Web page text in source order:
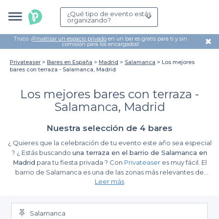
¿Qué tipo de evento estás
organizando?
Truco: ¡Privatizar un espacio privado en un bar es gratis para ti y sin
comisión para los encargados! ✖
Privateaser Bares en España Madrid Salamanca
Los mejores
bares con terraza - Salamanca, Madrid
Los mejores bares con terraza -
Salamanca, Madrid
Nuestra selección de 4 bares
¿ Quieres que la celebración de tu evento este año sea especial
? ¿ Estás buscando una terraza en el barrio de Salamanca en
Madrid para tu fiesta privada ? Con Privateaseres muy fácil. El
barrio de Salamanca es una de las zonas más relevantes de
Madrid, tanto por su peculiar distribución como por los vecinos
cuenta con varias terrazas de todo tipo para acoger el evento
que tienes en mente. No tienes que preocuparte por nada
Leer más
Salamanca